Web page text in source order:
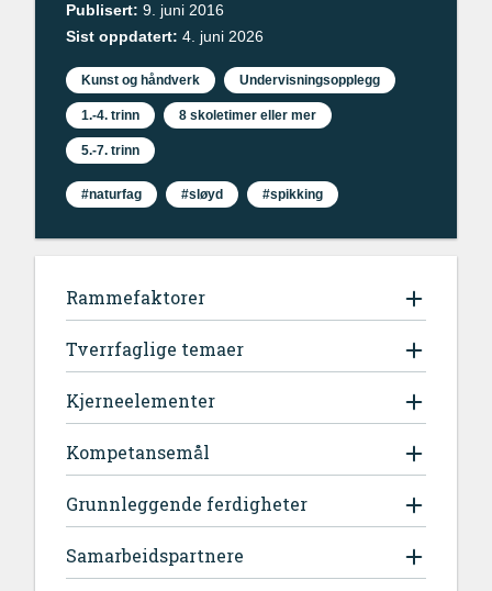
Publisert: 9. juni 2016
Sist oppdatert: 4. juni 2026
Kunst og håndverk Undervisningsopplegg
1.-4. trinn 8 skoletimer eller mer
5.-7. trinn
#naturfag #sløyd #spikking
Rammefaktorer
Tverrfaglige temaer
Kjerneelementer
Kompetansemål
Grunnleggende ferdigheter
Samarbeidspartnere